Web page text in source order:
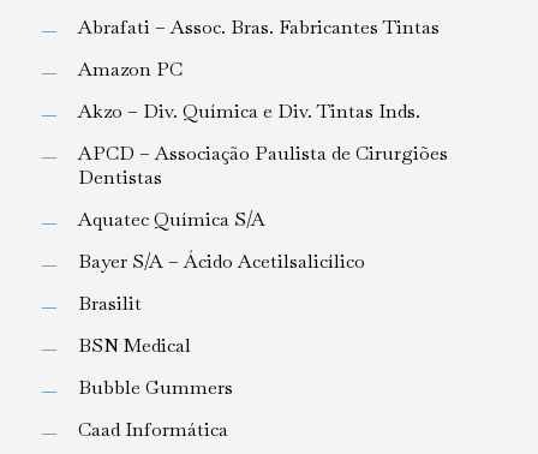
Abrafati – Assoc. Bras. Fabricantes Tintas
Amazon PC
Akzo – Div. Química e Div. Tintas Inds.
APCD – Associação Paulista de Cirurgiões
Dentistas
Aquatec Química S/A
Bayer S/A – Ácido Acetilsalicílico
Brasilit
BSN Medical
Bubble Gummers
Caad Informática